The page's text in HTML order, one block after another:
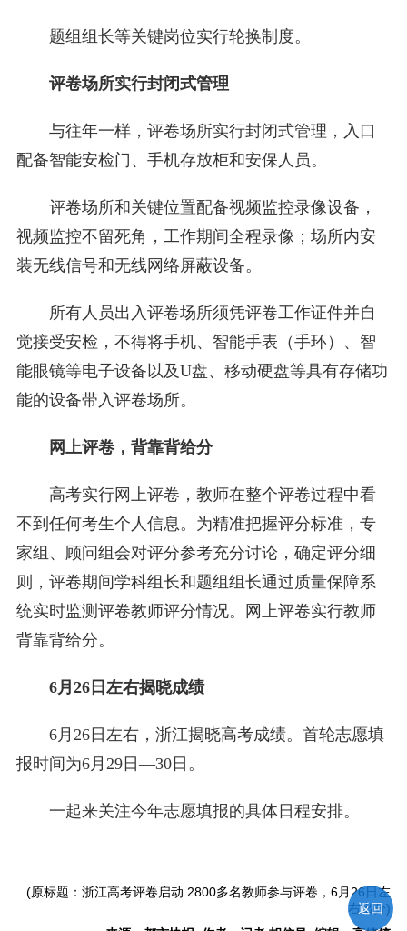
题组组长等关键岗位实行轮换制度。
评卷场所实行封闭式管理
与往年一样，评卷场所实行封闭式管理，入口
配备智能安检门、手机存放柜和安保人员。
评卷场所和关键位置配备视频监控录像设备，
视频监控不留死角，工作期间全程录像；场所内安
装无线信号和无线网络屏蔽设备。
所有人员出入评卷场所须凭评卷工作证件并自
觉接受安检，不得将手机、智能手表（手环）、智
能眼镜等电子设备以及U盘、移动硬盘等具有存储功
能的设备带入评卷场所。
网上评卷，背靠背给分
高考实行网上评卷，教师在整个评卷过程中看
不到任何考生个人信息。为精准把握评分标准，专
家组、顾问组会对评分参考充分讨论，确定评分细
则，评卷期间学科组长和题组组长通过质量保障系
统实时监测评卷教师评分情况。网上评卷实行教师
背靠背给分。
6月26日左右揭晓成绩
6月26日左右，浙江揭晓高考成绩。首轮志愿填
报时间为6月29日—30日。
一起来关注今年志愿填报的具体日程安排。
(原标题：浙江高考评卷启动 2800多名教师参与评卷，6月26日左
右出分)
返回